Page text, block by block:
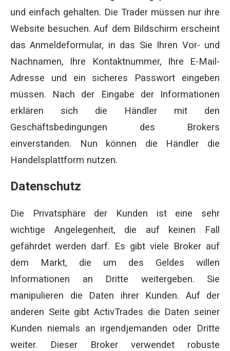
und einfach gehalten. Die Trader müssen nur ihre
Website besuchen. Auf dem Bildschirm erscheint
das Anmeldeformular, in das Sie Ihren Vor- und
Nachnamen, Ihre Kontaktnummer, Ihre E-Mail-
Adresse und ein sicheres Passwort eingeben
müssen. Nach der Eingabe der Informationen
erklären sich die Händler mit den
Geschäftsbedingungen des Brokers
einverstanden. Nun können die Händler die
Handelsplattform nutzen.
Datenschutz
Die Privatsphäre der Kunden ist eine sehr
wichtige Angelegenheit, die auf keinen Fall
gefährdet werden darf. Es gibt viele Broker auf
dem Markt, die um des Geldes willen
Informationen an Dritte weitergeben. Sie
manipulieren die Daten ihrer Kunden. Auf der
anderen Seite gibt ActivTrades die Daten seiner
Kunden niemals an irgendjemanden oder Dritte
weiter. Dieser Broker verwendet robuste